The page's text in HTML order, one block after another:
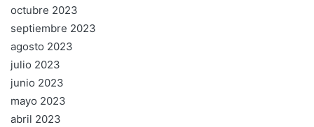
octubre 2023
septiembre 2023
agosto 2023
julio 2023
junio 2023
mayo 2023
abril 2023